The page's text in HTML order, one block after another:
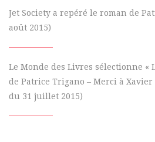
Jet Society a repéré le roman de
août 2015)
Le Monde des Livres sélectionne «
de Patrice Trigano – Merci à
du 31 juillet 2015)